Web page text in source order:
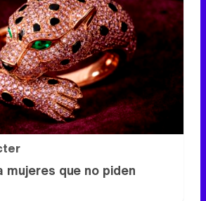
mujeres que no piden